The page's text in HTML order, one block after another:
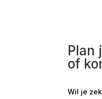
Plan
of
Wil je